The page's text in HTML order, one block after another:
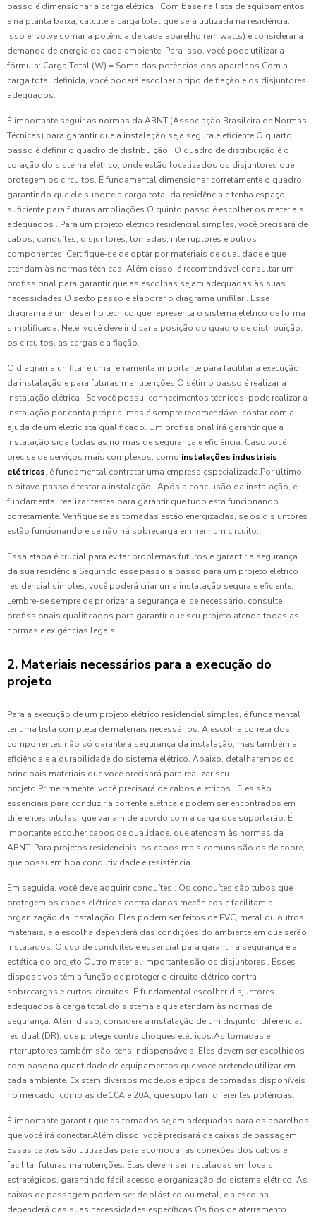
passo é dimensionar a carga elétrica . Com base na lista de equipamentos
e na planta baixa, calcule a carga total que será utilizada na residência.
Isso envolve somar a potência de cada aparelho (em watts) e considerar a
demanda de energia de cada ambiente. Para isso, você pode utilizar a
fórmula: Carga Total (W) = Soma das potências dos aparelhos.Com a
carga total definida, você poderá escolher o tipo de fiação e os disjuntores
adequados.
É importante seguir as normas da ABNT (Associação Brasileira de Normas
Técnicas) para garantir que a instalação seja segura e eficiente.O quarto
passo é definir o quadro de distribuição . O quadro de distribuição é o
coração do sistema elétrico, onde estão localizados os disjuntores que
protegem os circuitos. É fundamental dimensionar corretamente o quadro,
garantindo que ele suporte a carga total da residência e tenha espaço
suficiente para futuras ampliações.O quinto passo é escolher os materiais
adequados . Para um projeto elétrico residencial simples, você precisará de
cabos, conduítes, disjuntores, tomadas, interruptores e outros
componentes. Certifique-se de optar por materiais de qualidade e que
atendam às normas técnicas. Além disso, é recomendável consultar um
profissional para garantir que as escolhas sejam adequadas às suas
necessidades.O sexto passo é elaborar o diagrama unifilar . Esse
diagrama é um desenho técnico que representa o sistema elétrico de forma
simplificada. Nele, você deve indicar a posição do quadro de distribuição,
os circuitos, as cargas e a fiação.
O diagrama unifilar é uma ferramenta importante para facilitar a execução
da instalação e para futuras manutenções.O sétimo passo é realizar a
instalação elétrica . Se você possui conhecimentos técnicos, pode realizar a
instalação por conta própria, mas é sempre recomendável contar com a
ajuda de um eletricista qualificado. Um profissional irá garantir que a
instalação siga todas as normas de segurança e eficiência. Caso você
precise de serviços mais complexos, como instalações industriais
elétricas, é fundamental contratar uma empresa especializada.Por último,
o oitavo passo é testar a instalação . Após a conclusão da instalação, é
fundamental realizar testes para garantir que tudo está funcionando
corretamente. Verifique se as tomadas estão energizadas, se os disjuntores
estão funcionando e se não há sobrecarga em nenhum circuito.
Essa etapa é crucial para evitar problemas futuros e garantir a segurança
da sua residência.Seguindo esse passo a passo para um projeto elétrico
residencial simples, você poderá criar uma instalação segura e eficiente.
Lembre-se sempre de priorizar a segurança e, se necessário, consulte
profissionais qualificados para garantir que seu projeto atenda todas as
normas e exigências legais.
2. Materiais necessários para a execução do
projeto
Para a execução de um projeto elétrico residencial simples, é fundamental
ter uma lista completa de materiais necessários. A escolha correta dos
componentes não só garante a segurança da instalação, mas também a
eficiência e a durabilidade do sistema elétrico. Abaixo, detalharemos os
principais materiais que você precisará para realizar seu
projeto.Primeiramente, você precisará de cabos elétricos . Eles são
essenciais para conduzir a corrente elétrica e podem ser encontrados em
diferentes bitolas, que variam de acordo com a carga que suportarão. É
importante escolher cabos de qualidade, que atendam às normas da
ABNT. Para projetos residenciais, os cabos mais comuns são os de cobre,
que possuem boa condutividade e resistência.
Em seguida, você deve adquirir conduítes . Os conduítes são tubos que
protegem os cabos elétricos contra danos mecânicos e facilitam a
organização da instalação. Eles podem ser feitos de PVC, metal ou outros
materiais, e a escolha dependerá das condições do ambiente em que serão
instalados. O uso de conduítes é essencial para garantir a segurança e a
estética do projeto.Outro material importante são os disjuntores . Esses
dispositivos têm a função de proteger o circuito elétrico contra
sobrecargas e curtos-circuitos. É fundamental escolher disjuntores
adequados à carga total do sistema e que atendam às normas de
segurança. Além disso, considere a instalação de um disjuntor diferencial
residual (DR), que protege contra choques elétricos.As tomadas e
interruptores também são itens indispensáveis. Eles devem ser escolhidos
com base na quantidade de equipamentos que você pretende utilizar em
cada ambiente. Existem diversos modelos e tipos de tomadas disponíveis
no mercado, como as de 10A e 20A, que suportam diferentes potências.
É importante garantir que as tomadas sejam adequadas para os aparelhos
que você irá conectar.Além disso, você precisará de caixas de passagem .
Essas caixas são utilizadas para acomodar as conexões dos cabos e
facilitar futuras manutenções. Elas devem ser instaladas em locais
estratégicos, garantindo fácil acesso e organização do sistema elétrico. As
caixas de passagem podem ser de plástico ou metal, e a escolha
dependerá das suas necessidades específicas.Os fios de aterramento